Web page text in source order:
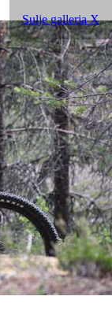
Sulje galleria X